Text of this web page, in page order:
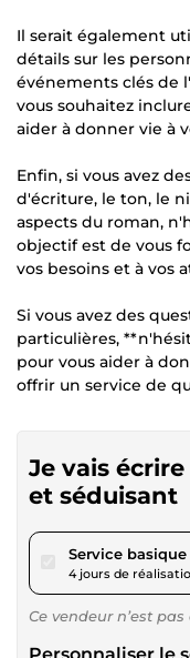
Il serait également
détails sur les
événements clés de
vous souhaitez
aider à donner vie à
Enfin, si vous avez
d'écriture, le ton, le
aspects du roman,
objectif est de vous
vos besoins et à vos
Si vous avez des
particulières,
pour vous aider à
offrir un service de
Je vais
et séduisant
Service basique
4 jours de
Ce vendeur n’est